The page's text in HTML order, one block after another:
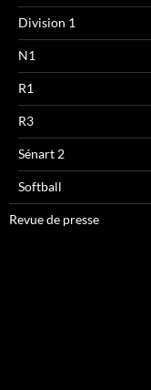
Division 1
N1
R1
R3
Sénart 2
Softball
Revue de presse